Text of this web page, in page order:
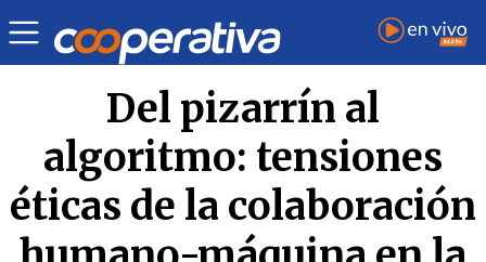
Opinión | Francisco Sereño Ahumada
Del pizarrín al
algoritmo: tensiones
éticas de la colaboración